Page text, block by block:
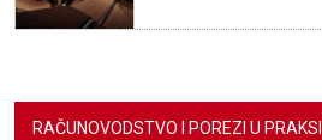
RAČUNOVODSTVO I POREZI U PRAKSI